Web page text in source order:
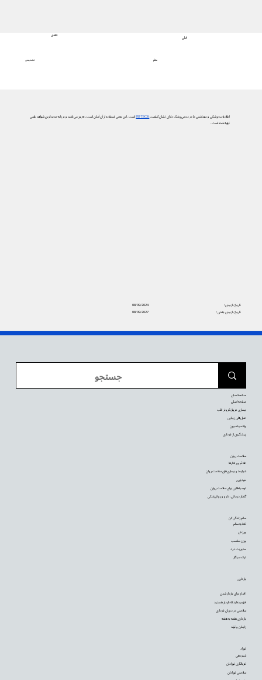
تشخیص
بعدی
علائم
قبلی
اطلاعات پزشکی و بهداشتی ما در دیجی‌پزشک دارای نشان کیفیتPIF TICKاست. این یعنی استفاده از آن آسان است، به‌روز می‌باشد و بر پایه جدیدترین شواهد علمی
تهیه شده است.
08/09/2024
تاریخ بازبینی:
08/09/2027
تاریخ بازبینی بعدی:
نوزاد
شیردهی
غربالگری نوزادان
سلامتی نوزادان
بارداری
اقدام برای باردار شدن
فهمیده‌اید که باردار هستید
سلامتی در دوران بارداری
بارداری هفته به هفته
زایمان و تولد
سالم زندگی کن
تغذیه سالم
ورزش
وزن مناسب
مدیریت درد
ترک سیگار
سلامت روان
علائم و رفتارها
شرایط و بیماری‌های سلامت روان
خودیاری
توصیه‌‌هایی برای سلامت روان
گفتار درمانی، دارو و روانپزشکی
صفحه اصلی
صفحه اصلی
بیماری عروق کرونر قلب
عمل‌های زیبایی
واکسیناسیون
پیشگیری از بارداری